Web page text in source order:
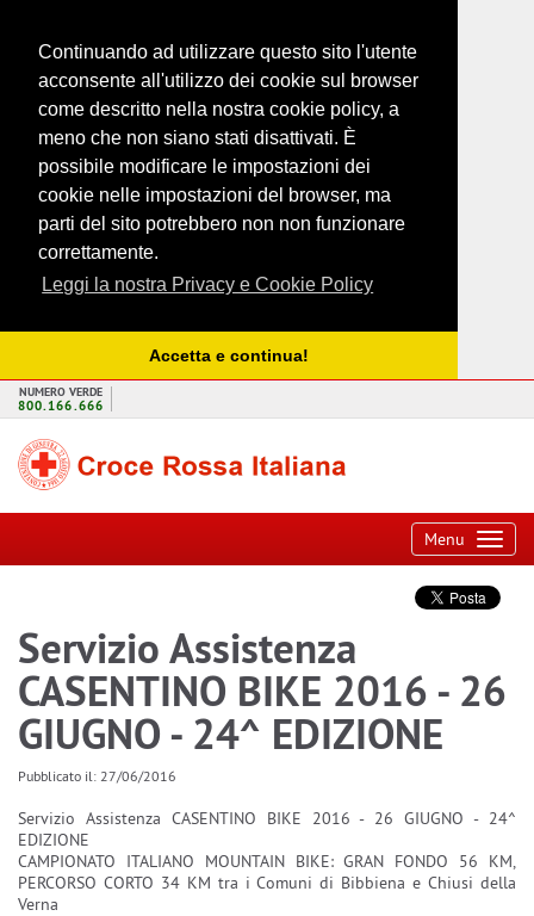
Continuando ad utilizzare questo sito l'utente
acconsente all'utilizzo dei cookie sul browser
come descritto nella nostra cookie policy, a
meno che non siano stati disattivati. È
possibile modificare le impostazioni dei
cookie nelle impostazioni del browser, ma
parti del sito potrebbero non non funzionare
correttamente.
Leggi la nostra Privacy e Cookie Policy
Accetta e continua!
NUMERO VERDE
800.166.666
Menu
Servizio Assistenza
CASENTINO BIKE 2016 - 26
GIUGNO - 24^ EDIZIONE
Pubblicato il: 27/06/2016
Servizio Assistenza CASENTINO BIKE 2016 - 26 GIUGNO - 24^
EDIZIONE
CAMPIONATO ITALIANO MOUNTAIN BIKE: GRAN FONDO 56 KM,
PERCORSO CORTO 34 KM tra i Comuni di Bibbiena e Chiusi della
Verna